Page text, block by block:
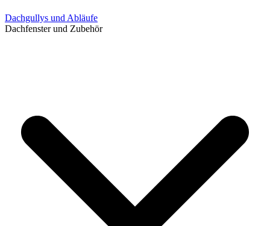
Dachgullys und Abläufe
Dachfenster und Zubehör